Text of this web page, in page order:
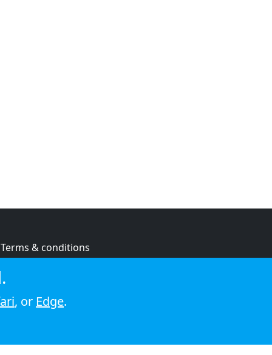
Terms & conditions
Cookie policy
, or Edge.